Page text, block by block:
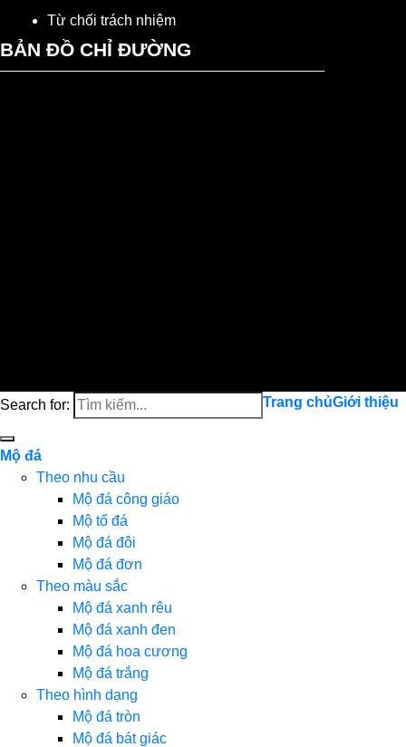
Từ chối trách nhiệm
BẢN ĐỒ CHỈ ĐƯỜNG
Search for: Trang chủGiới thiệu
Mộ đá
Theo nhu cầu
Mộ đá công giáo
Mộ tổ đá
Mộ đá đôi
Mộ đá đơn
Theo màu sắc
Mộ đá xanh rêu
Mộ đá xanh đen
Mộ đá hoa cương
Mộ đá trắng
Theo hình dạng
Mộ đá tròn
Mộ đá bát giác